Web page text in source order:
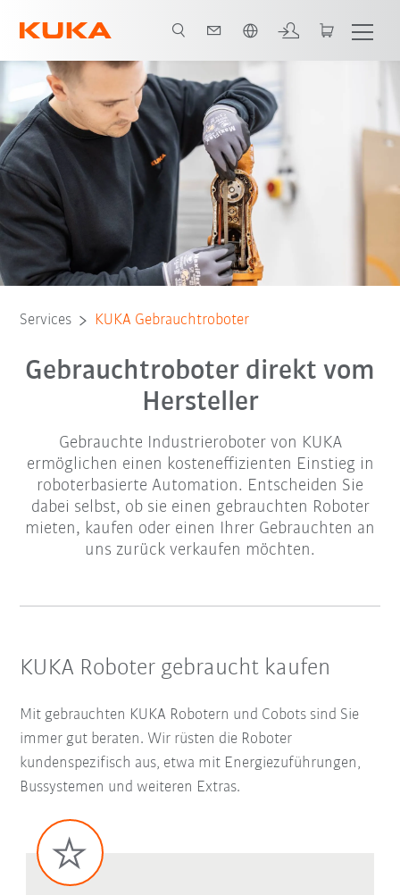
Roboter Gebrauchtroboter mieten Gebrauchtroboter verkaufen
Services KUKA Gebrauchtroboter
Gebrauchtroboter direkt vom
Hersteller
Gebrauchte Industrieroboter von KUKA
ermöglichen einen kosteneffizienten Einstieg in
roboterbasierte Automation. Entscheiden Sie
dabei selbst, ob sie einen gebrauchten Roboter
mieten, kaufen oder einen Ihrer Gebrauchten an
uns zurück verkaufen möchten.
KUKA Roboter gebraucht kaufen
Mit gebrauchten KUKA Robotern und Cobots sind Sie
immer gut beraten. Wir rüsten die Roboter
kundenspezifisch aus, etwa mit Energiezuführungen,
Bussystemen und weiteren Extras.